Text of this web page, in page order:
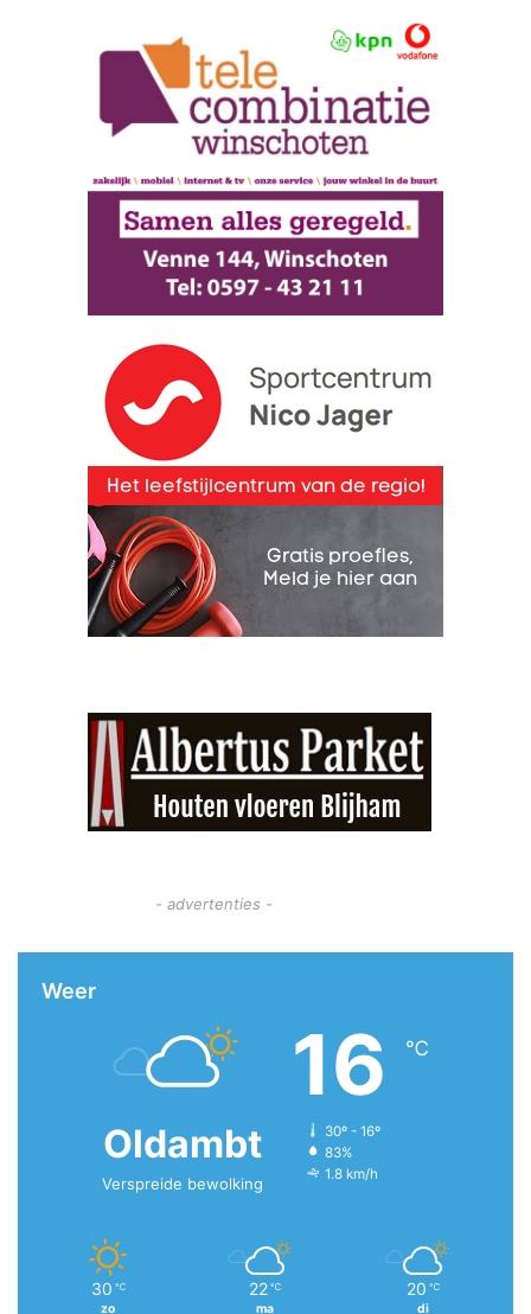
- advertenties -
Weer
Oldambt
Verspreide bewolking
16 ℃
30º - 16º
83%
1.8 km/h
30 ℃
zo
22 ℃
ma
20 ℃
di